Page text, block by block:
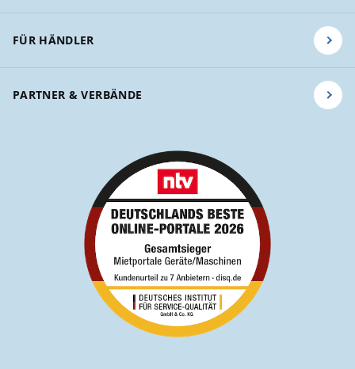
FÜR HÄNDLER
PARTNER & VERBÄNDE